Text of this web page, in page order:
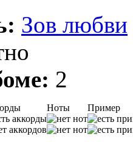
Зов любви
2
Ноты
Пример